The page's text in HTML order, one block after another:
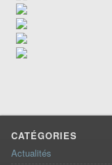
CATÉGORIES
Actualités